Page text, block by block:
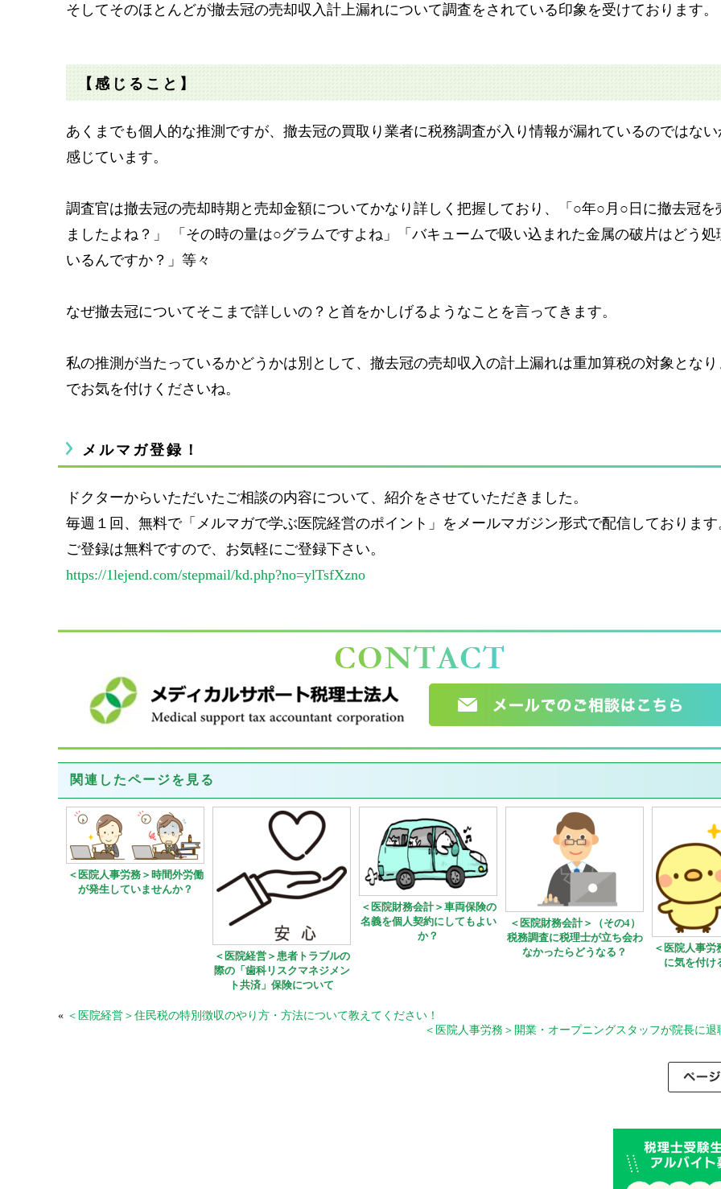
そしてそのほとんどが撤去冠の売却収入計上漏れについて調査をされている印象を受けております。
【感じること】
あくまでも個人的な推測ですが、撤去冠の買取り業者に税務調査が入り情報が漏れているのではな
感じています。
調査官は撤去冠の売却時期と売却金額についてかなり詳しく把握しており、「○年○月○日に撤去冠を
ましたよね？」 「その時の量は○グラムですよね」「バキュームで吸い込まれた金属の破片はどう処
いるんですか？」等々
なぜ撤去冠についてそこまで詳しいの？と首をかしげるようなことを言ってきます。
私の推測が当たっているかどうかは別として、撤去冠の売却収入の計上漏れは重加算税の対象とな
でお気を付けくださいね。
メルマガ登録！
ドクターからいただいたご相談の内容について、紹介をさせていただきました。
毎週１回、無料で「メルマガで学ぶ医院経営のポイント」をメールマガジン形式で配信しております
ご登録は無料ですので、お気軽にご登録下さい。
https://1lejend.com/stepmail/kd.php?no=ylTsfXzno
関連したページを見る
＜医院人事労務＞時間外労働
が発生していませんか？
＜医院経営＞患者トラブルの
際の「歯科リスクマネジメン
ト共済」保険について
＜医院財務会計＞車両保険の
名義を個人契約にしてもよい
か？
＜医院財務会計＞（その4）
税務調査に税理士が立ち会わ
なかったらどうなる？
＜医院人事労
に気を付け
« ＜医院経営＞住民税の特別徴収のやり方・方法について教えてください！
＜医院人事労務＞開業・オープニングスタッフが院長に退